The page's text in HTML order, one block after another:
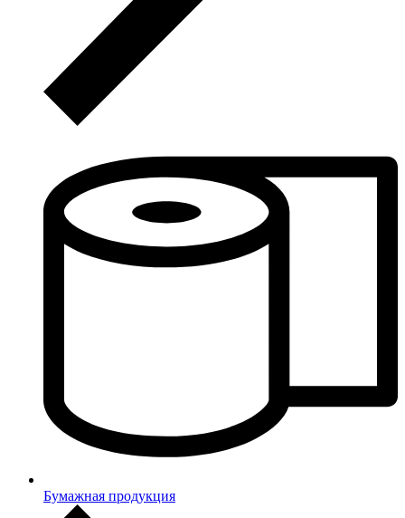
Бумажная продукция